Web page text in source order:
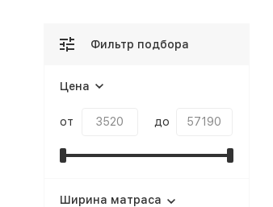
Фильтр подбора
Цена
от до
Ширина матраса